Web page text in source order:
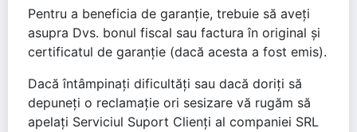
Pentru a beneficia de garanție, trebuie să aveți
asupra Dvs. bonul fiscal sau factura în original și
certificatul de garanție (dacă acesta a fost emis).
Dacă întâmpinați dificultăți sau dacă doriți să
depuneți o reclamație ori sesizare vă rugăm să
apelați Serviciul Suport Clienți al companiei SRL